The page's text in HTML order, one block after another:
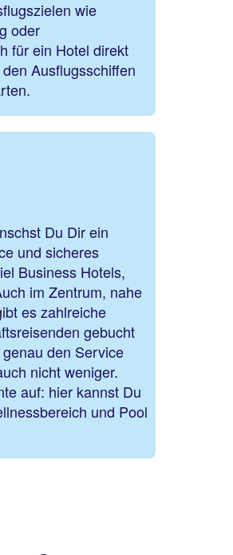
wie
oder
für ein Hotel direkt
Ausflugsschiffen
Du Dir ein
und sicheres
Business Hotels,
im Zentrum, nahe
es zahlreiche
gebucht
den Service
nicht weniger.
auf: hier kannst Du
und Pool